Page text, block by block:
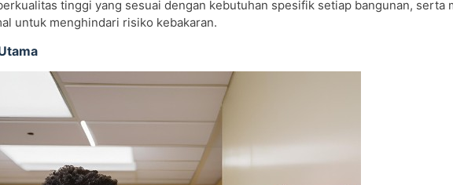
tinggi yang sesuai dengan kebutuhan spesifik setiap bangunan, serta
untuk menghindari risiko kebakaran.